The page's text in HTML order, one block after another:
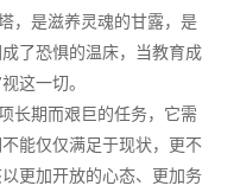
，是滋养灵魂的甘露，是
了恐惧的温床，当教育成
这一切。
长期而艰巨的任务，它需
能仅仅满足于现状，更不
更加开放的心态、更加务